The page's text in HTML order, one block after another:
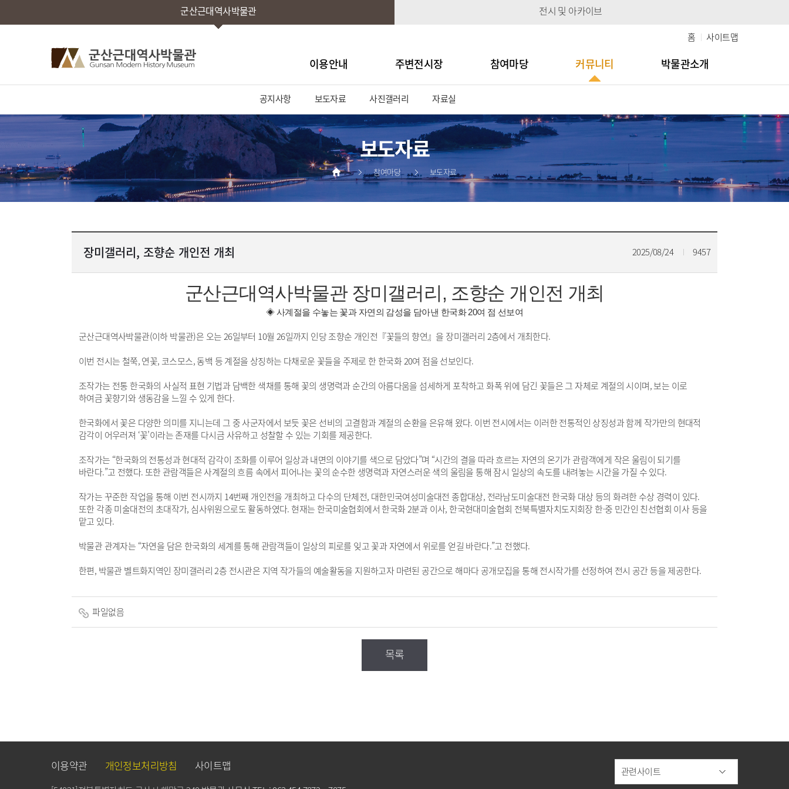
군산근대역사박물관 전시 및 아카이브
홈 사이트맵
이용안내 주변전시장 참여마당 커뮤니티 박물관소개
공지사항 보도자료 사진갤러리 자료실
보도자료
참여마당 보도자료
장미갤러리, 조향순 개인전 개최 2025/08/24 9457
군산근대역사박물관 장미갤러리, 조향순 개인전 개최
◈ 사계절을 수놓는 꽃과 자연의 감성을 담아낸 한국화 20여 점 선보여
군산근대역사박물관(이하 박물관)은 오는 26일부터 10월 26일까지 인당 조향순 개인전『꽃들의 향연』을 장미갤러리 2층에서 개최한다.
이번 전시는 철쭉, 연꽃, 코스모스, 동백 등 계절을 상징하는 다채로운 꽃들을 주제로 한 한국화 20여 점을 선보인다.
조작가는 전통 한국화의 사실적 표현 기법과 담백한 색채를 통해 꽃의 생명력과 순간의 아름다움을 섬세하게 포착하고 화폭 위에 담긴 꽃들은 그 자체로 계절의 시이며, 보는 이로
하여금 꽃향기와 생동감을 느낄 수 있게 한다.
한국화에서 꽃은 다양한 의미를 지니는데 그 중 사군자에서 보듯 꽃은 선비의 고결함과 계절의 순환을 은유해 왔다. 이번 전시에서는 이러한 전통적인 상징성과 함께 작가만의 현대적
감각이 어우러져 ‘꽃’이라는 존재를 다시금 사유하고 성찰할 수 있는 기회를 제공한다.
조작가는 “한국화의 전통성과 현대적 감각이 조화를 이루어 일상과 내면의 이야기를 색으로 담았다”며 “시간의 결을 따라 흐르는 자연의 온기가 관람객에게 작은 울림이 되기를
바란다.”고 전했다. 또한 관람객들은 사계절의 흐름 속에서 피어나는 꽃의 순수한 생명력과 자연스러운 색의 울림을 통해 잠시 일상의 속도를 내려놓는 시간을 가질 수 있다.
작가는 꾸준한 작업을 통해 이번 전시까지 14번째 개인전을 개최하고 다수의 단체전, 대한민국여성미술대전 종합대상, 전라남도미술대전 한국화 대상 등의 화려한 수상 경력이 있다.
또한 각종 미술대전의 초대작가, 심사위원으로도 활동하였다. 현재는 한국미술협회에서 한국화 2분과 이사, 한국현대미술협회 전북특별자치도지회장 한·중 민간인 친선협회 이사 등을
맡고 있다.
박물관 관계자는 “자연을 담은 한국화의 세계를 통해 관람객들이 일상의 피로를 잊고 꽃과 자연에서 위로를 얻길 바란다.”고 전했다.
한편, 박물관 벨트화지역인 장미갤러리 2층 전시관은 지역 작가들의 예술활동을 지원하고자 마련된 공간으로 해마다 공개모집을 통해 전시작가를 선정하여 전시 공간 등을 제공한다.
파일없음
목록
이용약관 개인정보처리방침 사이트맵 관련사이트